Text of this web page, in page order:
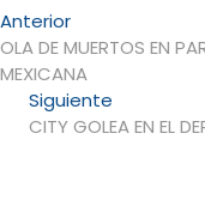
Navegación
de
entradas
AnteriorEntrada
anterior:
OLA DE MUERTOS EN
MEXICANA
SiguienteEntrada
siguiente:
CITY GOLEA EN EL